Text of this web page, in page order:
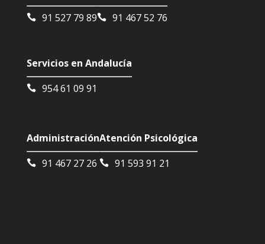
91 527 79 89
91 467 52 76
Servicios en Andalucía
954 61 09 91
Administración
91 467 27 26
Atención Psicológica
91 593 91 21